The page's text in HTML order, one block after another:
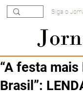
Siga o
“A festa
Brasil”: